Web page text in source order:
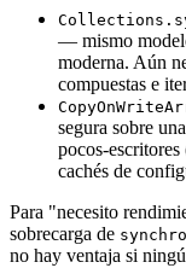
— mismo
moderna. Aún
compuestas e
segura sobre
pocos-escritores
cachés de
Para "necesito
sobrecarga de
no hay ventaja si